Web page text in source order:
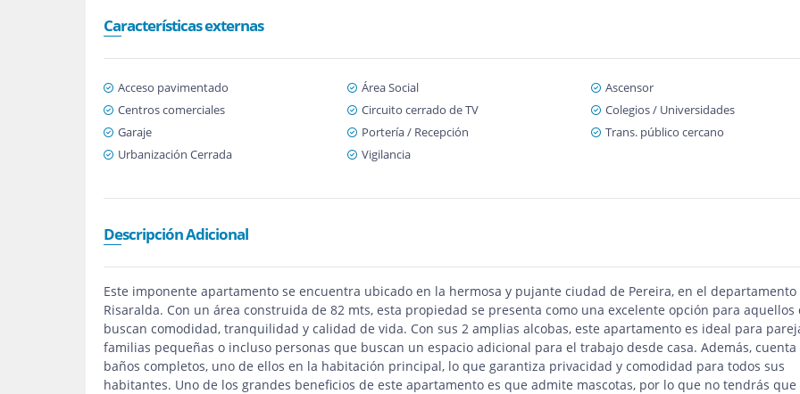
Características externas
Acceso pavimentado Área Social
Ascensor
Centros comerciales
Circuito cerrado de TV
Colegios / Universidades
Garaje
Portería / Recepción
Trans. público cercano
Urbanización Cerrada
Vigilancia
Descripción Adicional
Este imponente apartamento se encuentra ubicado en la hermosa y pujante ciudad de Pereira, en el departamento
Risaralda. Con un área construida de 82 mts, esta propiedad se presenta como una excelente opción para aquellos
buscan comodidad, tranquilidad y calidad de vida. Con sus 2 amplias alcobas, este apartamento es ideal para
familias pequeñas o incluso personas que buscan un espacio adicional para el trabajo desde casa. Además, cuenta
baños completos, uno de ellos en la habitación principal, lo que garantiza privacidad y comodidad para todos sus
habitantes. Uno de los grandes beneficios de este apartamento es que admite mascotas, por lo que no tendrás que